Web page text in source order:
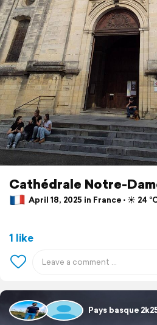
Cathédrale Notre-
April 18, 2025 in France ⋅ ☀️ 24
1 like
Pays basque